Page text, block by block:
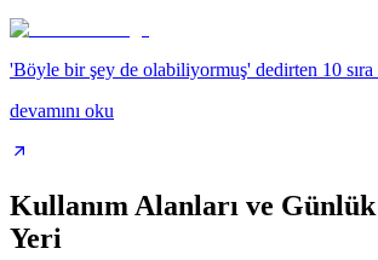
'Böyle bir şey de olabiliyormuş' dedirten 10 sıra
devamını oku
Kullanım Alanları ve
Yeri